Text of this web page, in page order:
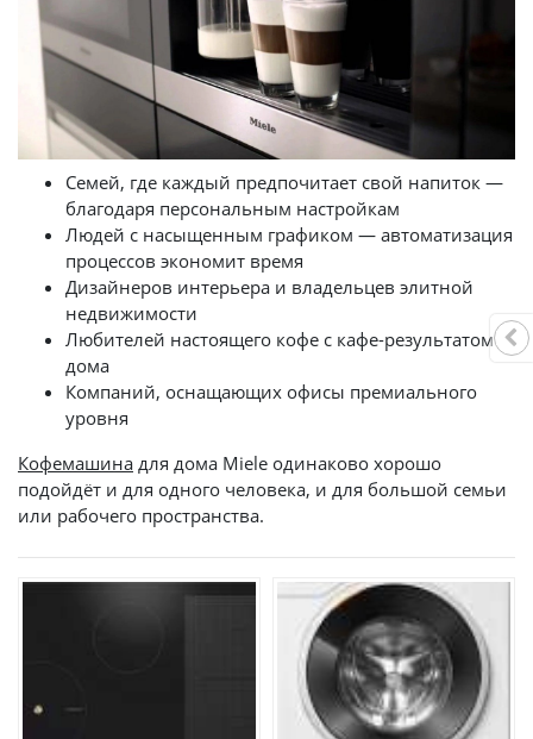
Семей, где каждый предпочитает свой напиток —
благодаря персональным настройкам
Людей с насыщенным графиком — автоматизация
процессов экономит время
Дизайнеров интерьера и владельцев элитной
недвижимости
Любителей настоящего кофе с кафе-результатом
дома
Компаний, оснащающих офисы премиального
уровня
Кофемашина для дома Miele одинаково хорошо
подойдёт и для одного человека, и для большой семьи
или рабочего пространства.